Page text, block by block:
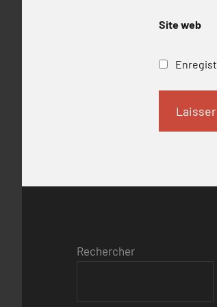
Site web
Rechercher